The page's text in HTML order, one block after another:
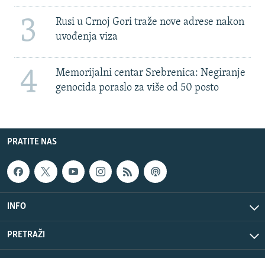
3
Rusi u Crnoj Gori traže nove adrese nakon
uvođenja viza
4
Memorijalni centar Srebrenica: Negiranje
genocida poraslo za više od 50 posto
PRATITE NAS
INFO
PRETRAŽI